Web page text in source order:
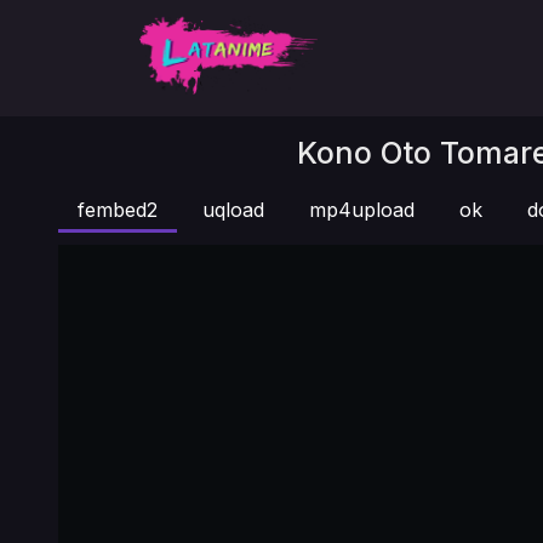
Kono Oto
fembed2 uqload mp4upload ok